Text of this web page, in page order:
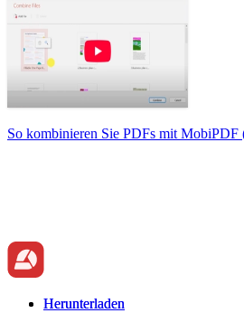
So kombinieren Sie PDFs mit
Herunterladen
Herunterladen